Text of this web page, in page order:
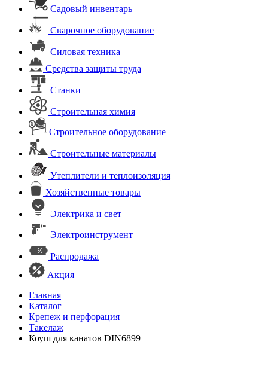
Садовый инвентарь
Сварочное оборудование
Силовая техника
Средства защиты труда
Станки
Строительная химия
Строительное оборудование
Строительные материалы
Утеплители и теплоизоляция
Хозяйственные товары
Электрика и свет
Электроинструмент
Распродажа
Акция
Главная
Каталог
Крепеж и перфорация
Такелаж
Коуш для канатов DIN6899